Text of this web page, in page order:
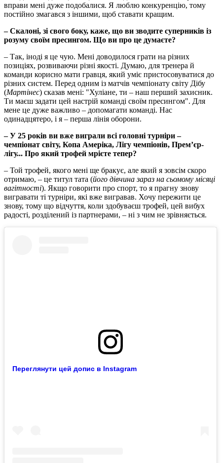
вправи мені дуже подобалися. Я люблю конкуренцію, тому
постійно змагався з іншими, щоб ставати кращим.
– Скалоні, зі свого боку, каже, що ви зводите суперників із
розуму своїм пресингом. Що ви про це думаєте?
– Так, іноді я це чую. Мені доводилося грати на різних
позиціях, розвиваючи різні якості. Думаю, для тренера й
команди корисно мати гравця, який уміє пристосовуватися до
різних систем. Перед одним із матчів чемпіонату світу Дібу
(Мартінес) сказав мені: "Хуліане, ти – наш перший захисник.
Ти маєш задати цей настрій команді своїм пресингом". Для
мене це дуже важливо – допомагати команді. Нас
одинадцятеро, і я – перша лінія оборони.
– У 25 років ви вже виграли всі головні турніри –
чемпіонат світу, Копа Амеріка, Лігу чемпіонів, Прем’єр-
лігу... Про який трофей мрієте тепер?
– Той трофей, якого мені ще бракує, але який я зовсім скоро
отримаю, – це титул тата (його дівчина зараз на сьомому місяці
вагітності). Якщо говорити про спорт, то я прагну знову
вигравати ті турніри, які вже вигравав. Хочу пережити це
знову, тому що відчуття, коли здобуваєш трофей, цей вибух
радості, розділений із партнерами, – ні з чим не зрівняється.
Переглянути цей допис в Instagram